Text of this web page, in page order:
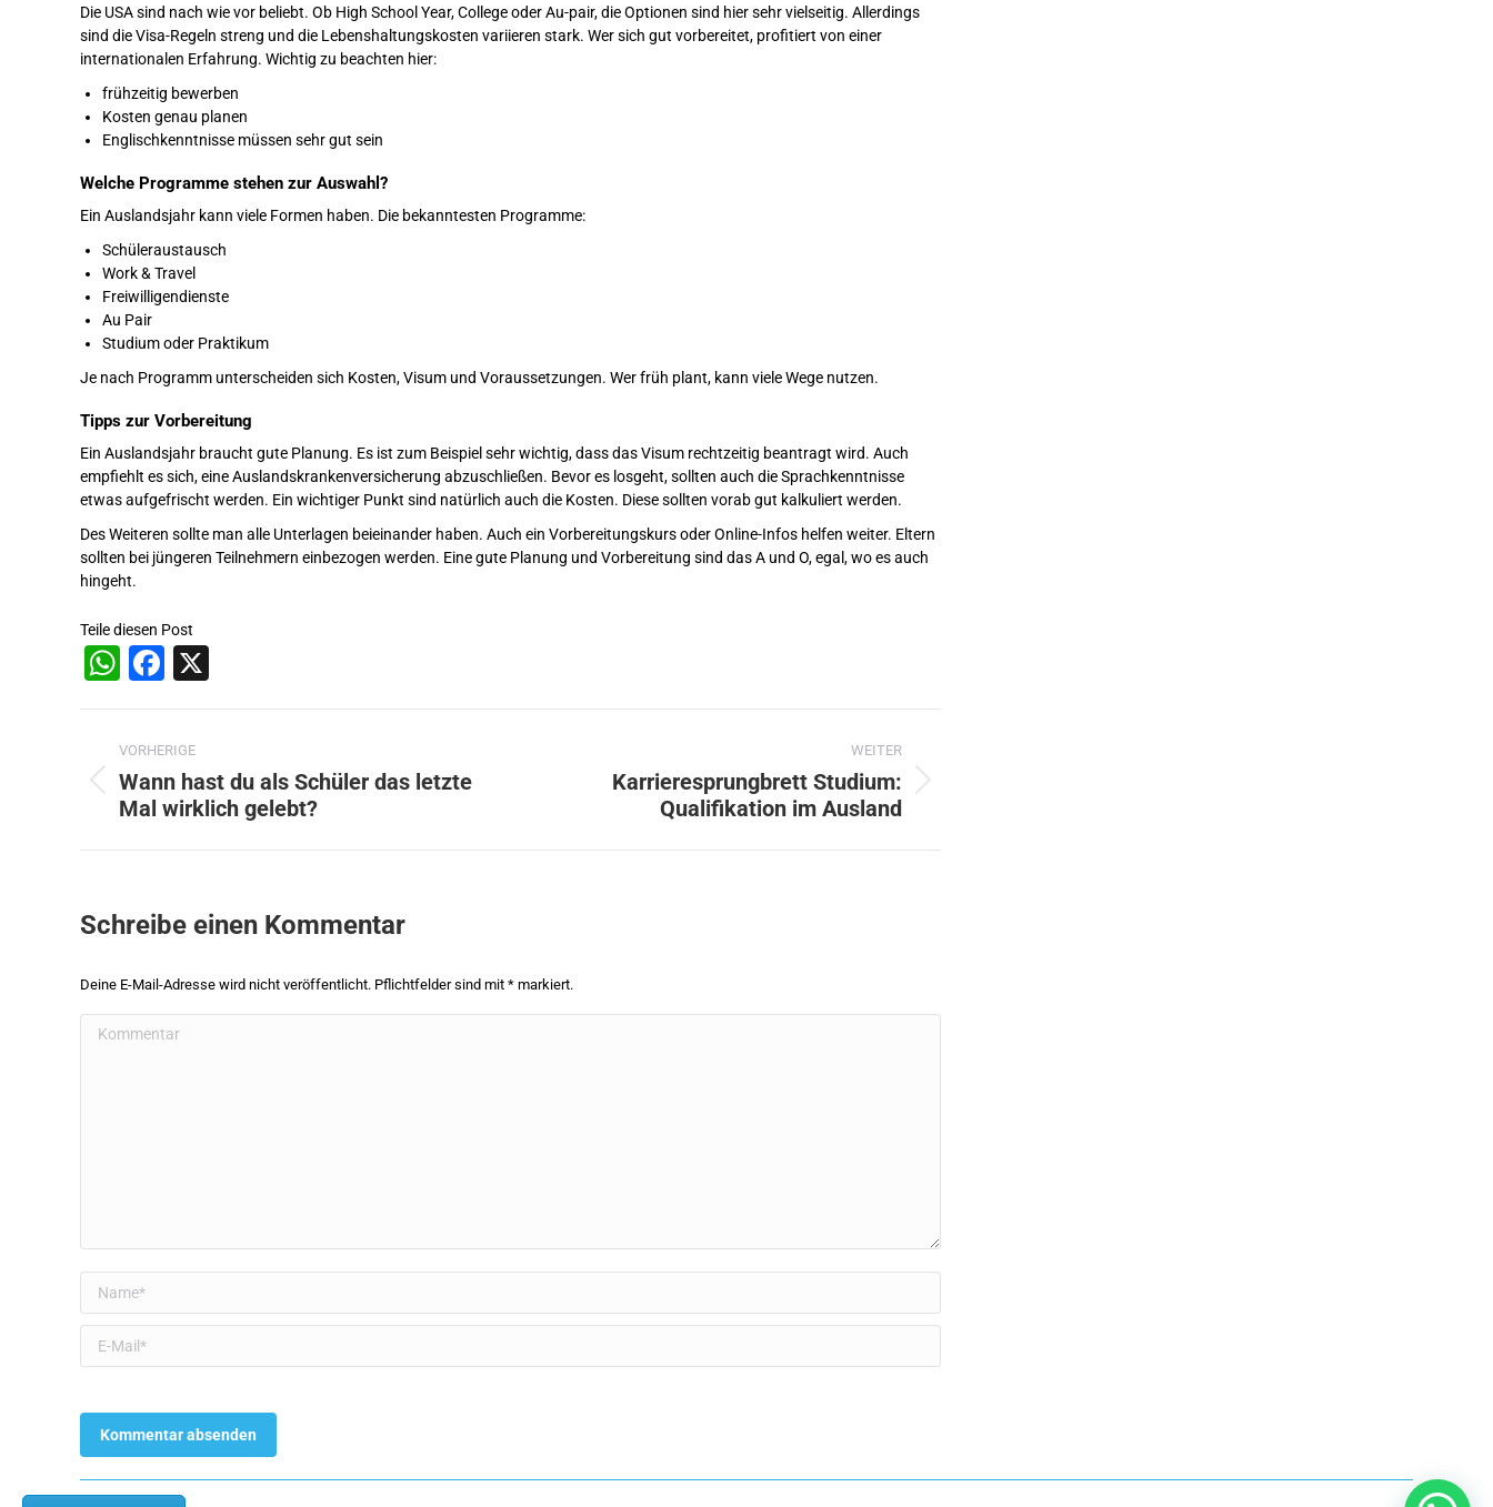
Die USA sind nach wie vor beliebt. Ob High School Year, College oder Au-pair, die Optionen sind hier sehr vielseitig. Allerdings
sind die Visa-Regeln streng und die Lebenshaltungskosten variieren stark. Wer sich gut vorbereitet, profitiert von einer
internationalen Erfahrung. Wichtig zu beachten hier:
frühzeitig bewerben
Kosten genau planen
Englischkenntnisse müssen sehr gut sein
Welche Programme stehen zur Auswahl?
Ein Auslandsjahr kann viele Formen haben. Die bekanntesten Programme:
Schüleraustausch
Work & Travel
Freiwilligendienste
Au Pair
Studium oder Praktikum
Je nach Programm unterscheiden sich Kosten, Visum und Voraussetzungen. Wer früh plant, kann viele Wege nutzen.
Tipps zur Vorbereitung
Ein Auslandsjahr braucht gute Planung. Es ist zum Beispiel sehr wichtig, dass das Visum rechtzeitig beantragt wird. Auch
empfiehlt es sich, eine Auslandskrankenversicherung abzuschließen. Bevor es losgeht, sollten auch die Sprachkenntnisse
etwas aufgefrischt werden. Ein wichtiger Punkt sind natürlich auch die Kosten. Diese sollten vorab gut kalkuliert werden.
Des Weiteren sollte man alle Unterlagen beieinander haben. Auch ein Vorbereitungskurs oder Online-Infos helfen weiter. Eltern
sollten bei jüngeren Teilnehmern einbezogen werden. Eine gute Planung und Vorbereitung sind das A und O, egal, wo es auch
hingeht.
Teile diesen Post
WhatsApp
Facebook
VORHERIGE
Vorheriger
Wann hast du als Schüler das letzte
Mal wirklich gelebt?
WEITER
Karrieresprungbrett Studium:
Qualifikation im Ausland
Schreibe einen Kommentar
Deine E-Mail-Adresse wird nicht veröffentlicht. Pflichtfelder sind mit * markiert.
Kommentar
Name *
E-Mail *